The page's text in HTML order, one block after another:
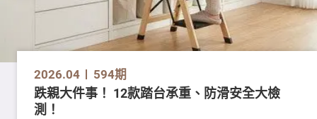
2026.04 594期
跌親大件事！ 12款踏台承重、防滑安全大檢
測！